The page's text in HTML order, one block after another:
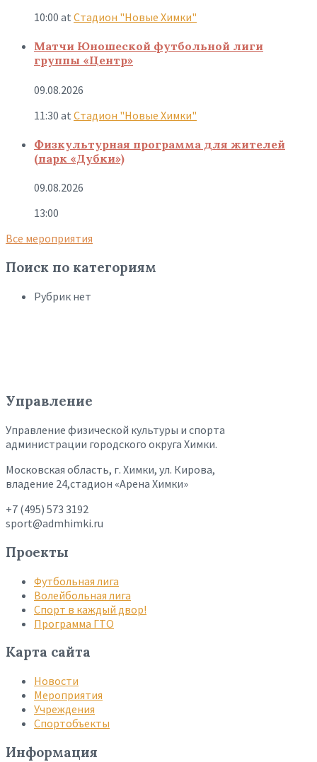
10:00 at Стадион "Новые Химки"
Матчи Юношеской футбольной лиги
группы «Центр»
09.08.2026
11:30 at Стадион "Новые Химки"
Физкультурная программа для жителей
(парк «Дубки»)
09.08.2026
13:00
Все мероприятия
Поиск по категориям
Рубрик нет
Управление
Управление физической культуры и спорта
администрации городского округа Химки.
Московская область, г. Химки, ул. Кирова,
владение 24,стадион «Арена Химки»
+7 (495) 573 3192
sport@admhimki.ru
Проекты
Футбольная лига
Волейбольная лига
Спорт в каждый двор!
Программа ГТО
Карта сайта
Новости
Мероприятия
Учреждения
Спортобъекты
Информация